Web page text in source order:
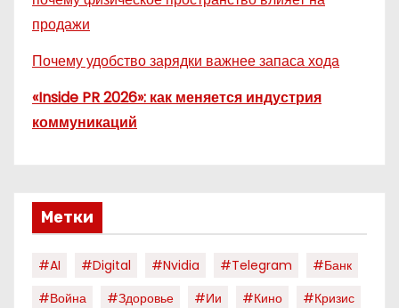
продажи
Почему удобство зарядки важнее запаса хода
«Inside PR 2026»: как меняется индустрия
коммуникаций
Метки
#AI #digital #nvidia #telegram
#банк
#война
#здоровье #ии #кино
#кризис